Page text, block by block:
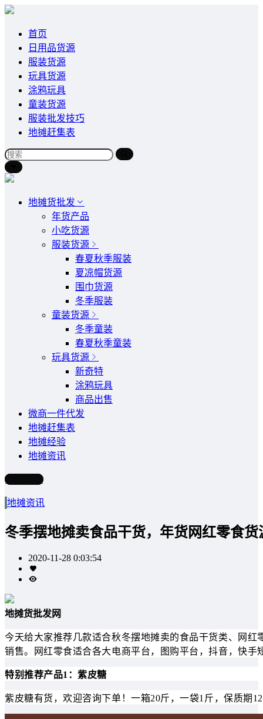
首页
日用品货源
服装货源
玩具货源
涂鸦玩具
童装货源
服装批发技巧
地摊赶集表
地摊货批发
年货产品
小吃货源
服装货源
春夏秋季服装
夏凉帽货源
围巾货源
冬季服装
童装货源
冬季童装
春夏秋季童装
玩具货源
新奇特
涂鸦玩具
商品出售
微商一件代发
地摊赶集表
地摊经验
地摊资讯
写文章
地摊资讯
冬季摆地摊卖食品干货，年货网红零食货
2020-11-28 0:03:54
地摊货批发网
今天给大家推荐几款适合秋冬摆地摊卖的食品干货类、网
销售。网红零食适合各大电商平台，图购平台，抖音，快
特别推荐产品1：紫皮糖
紫皮糖有货，欢迎咨询下单！一箱20斤，一袋1斤，保质期